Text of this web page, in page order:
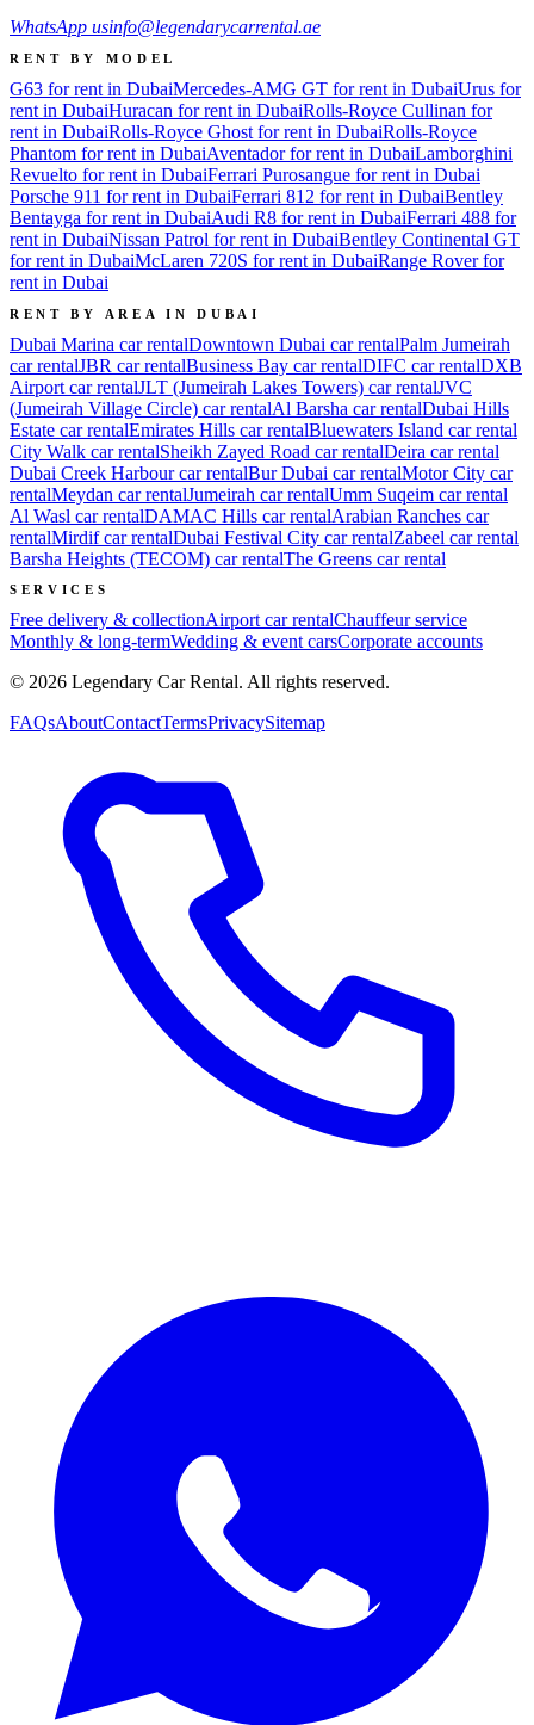
WhatsApp usinfo@legendarycarrental.ae
RENT BY MODEL
G63 for rent in DubaiMercedes-AMG GT for rent in DubaiUrus for
rent in DubaiHuracan for rent in DubaiRolls-Royce Cullinan for
rent in DubaiRolls-Royce Ghost for rent in DubaiRolls-Royce
Phantom for rent in DubaiAventador for rent in DubaiLamborghini
Revuelto for rent in DubaiFerrari Purosangue for rent in Dubai
Porsche 911 for rent in DubaiFerrari 812 for rent in DubaiBentley
Bentayga for rent in DubaiAudi R8 for rent in DubaiFerrari 488 for
rent in DubaiNissan Patrol for rent in DubaiBentley Continental GT
for rent in DubaiMcLaren 720S for rent in DubaiRange Rover for
rent in Dubai
RENT BY AREA IN DUBAI
Dubai Marina car rentalDowntown Dubai car rentalPalm Jumeirah
car rentalJBR car rentalBusiness Bay car rentalDIFC car rentalDXB
Airport car rentalJLT (Jumeirah Lakes Towers) car rentalJVC
(Jumeirah Village Circle) car rentalAl Barsha car rentalDubai Hills
Estate car rentalEmirates Hills car rentalBluewaters Island car rental
City Walk car rentalSheikh Zayed Road car rentalDeira car rental
Dubai Creek Harbourcar rentalBur Dubai car rentalMotor City car
rentalMeydan car rentalJumeirah car rentalUmm Suqeim car rental
Al Wasl car rentalDAMAC Hills car rentalArabian Ranches car
rentalMirdifcar rentalDubai Festival City car rentalZabeel car rental
Barsha Heights (TECOM) car rentalThe Greens car rental
SERVICES
Free delivery & collectionAirport car rentalChauffeur service
Monthly & long-termWedding & event carsCorporate accounts
© 2026 Legendary Car Rental. All rights reserved.
FAQsAboutContactTermsPrivacySitemap